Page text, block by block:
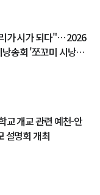
가 시가 되다"… 2026
송회 '쪼꼬미 시낭송
교 개교 관련 예천-안
설명회 개최